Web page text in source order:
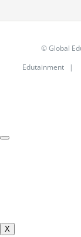
©Global
Edutainment|
X